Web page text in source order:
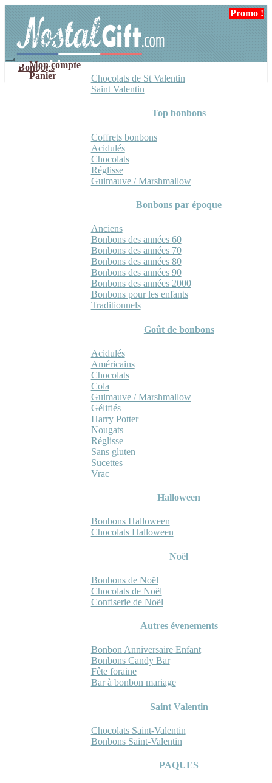
navigation
contenu
Mon compte
Panier
Bonbons
Chocolats de St Valentin
Saint Valentin
Top bonbons
Coffrets bonbons
Acidulés
Chocolats
Réglisse
Guimauve / Marshmallow
Bonbons par époque
Anciens
Bonbons des années 60
Bonbons des années 70
Bonbons des années 80
Bonbons des années 90
Bonbons des années 2000
Bonbons pour les enfants
Traditionnels
Goût de bonbons
Acidulés
Américains
Chocolats
Cola
Guimauve / Marshmallow
Gélifiés
Harry Potter
Nougats
Réglisse
Sans gluten
Sucettes
Vrac
Halloween
Bonbons Halloween
Chocolats Halloween
Noël
Bonbons de Noël
Chocolats de Noël
Confiserie de Noël
Autres évenements
Bonbon Anniversaire Enfant
Bonbons Candy Bar
Fête foraine
Bar à bonbon mariage
Saint Valentin
Chocolats Saint-Valentin
Bonbons Saint-Valentin
PAQUES
Promo !